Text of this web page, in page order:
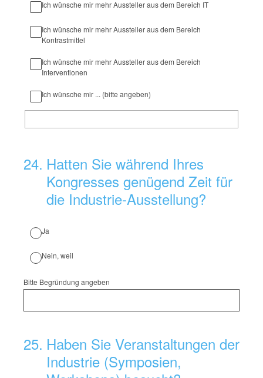
Ich wünsche mir mehr Aussteller aus dem Bereich IT
Ich wünsche mir mehr Aussteller aus dem Bereich
Kontrastmittel
Ich wünsche mir mehr Aussteller aus dem Bereich
Interventionen
Ich wünsche mir ... (bitte angeben)
24. Hatten Sie während Ihres
Kongresses genügend Zeit für
die Industrie-Ausstellung?
Ja
Nein, weil
Bitte Begründung angeben
25. Haben Sie Veranstaltungen der
Industrie (Symposien,